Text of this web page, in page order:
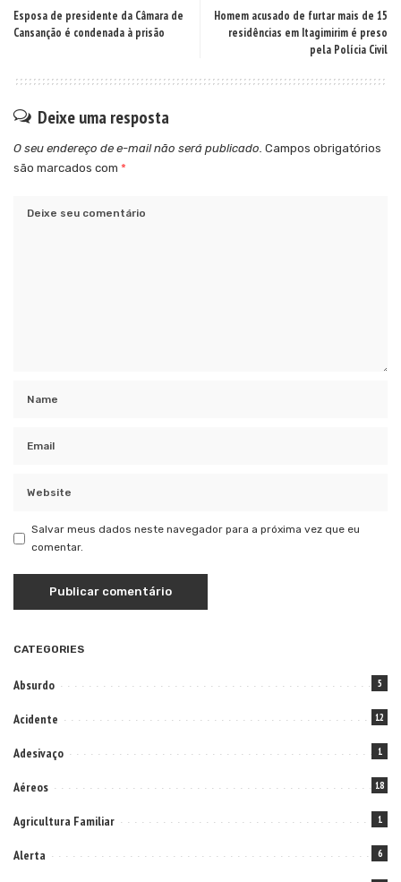
Esposa de presidente da Câmara de
Cansanção é condenada à prisão
Homem acusado de furtar mais de 15
residências em Itagimirim é preso
pela Polícia Civil
Deixe uma resposta
O seu endereço de e-mail não será publicado. Campos obrigatórios
são marcados com *
Salvar meus dados neste navegador para a próxima vez que eu
comentar.
CATEGORIES
Absurdo 5
Acidente 12
Adesivaço 1
Aéreos 18
Agricultura Familiar 1
Alerta 6